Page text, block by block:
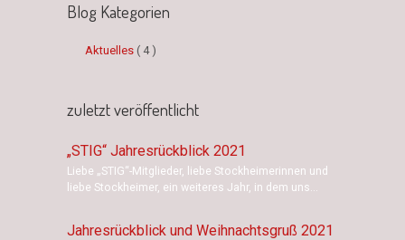
Blog Kategorien
Aktuelles ( 4 )
zuletzt veröffentlicht
„STIG“ Jahresrückblick 2021
Liebe „STIG“-Mitglieder, liebe Stockheimerinnen und
liebe Stockheimer, ein weiteres Jahr, in dem uns...
Jahresrückblick und Weihnachtsgruß 2021